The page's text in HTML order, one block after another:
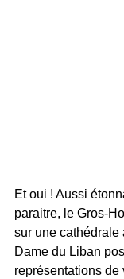
Et oui ! Aussi
paraitre, le Gros-
sur une cathédrale
Dame du Liban
représentations de